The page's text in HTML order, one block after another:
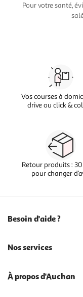
Pour votre santé,
Vos courses à
drive ou click &
Retour produits :
pour changer
Besoin d'aide ?
Nos services
À propos d'Auchan